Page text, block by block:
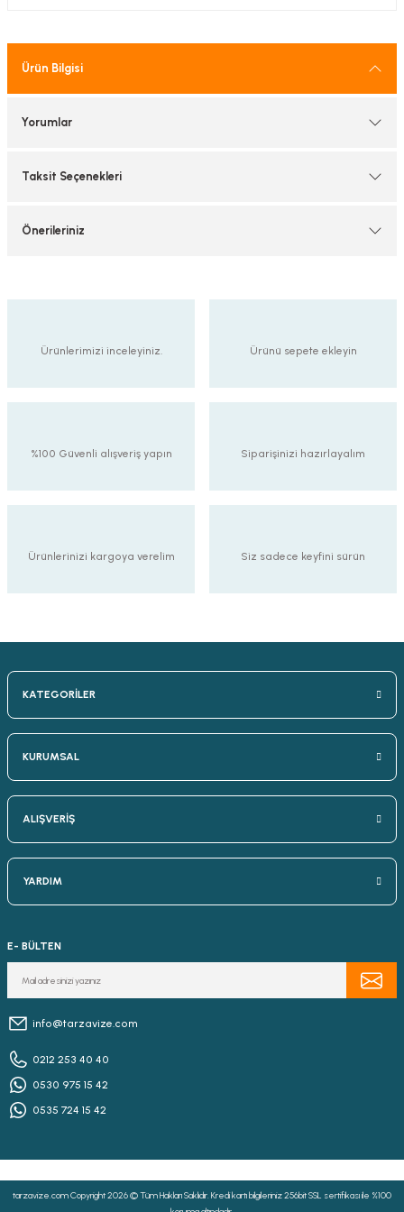
Ürün Bilgisi
Yorumlar
Taksit Seçenekleri
Önerileriniz
Ürünlerimizi inceleyiniz. Ürünü sepete ekleyin
%100 Güvenli alışveriş yapın Siparişinizi hazırlayalım
Ürünlerinizi kargoya verelim Siz sadece keyfini sürün
KATEGORİLER
KURUMSAL
ALIŞVERİŞ
YARDIM
E- BÜLTEN
info@tarzavize.com
0212 253 40 40
0530 975 15 42
0535 724 15 42
tarzavize.com Copyright 2026 © Tüm Hakları Saklıdır. Kredi kartı bilgileriniz 256bit SSL sertifikası ile %100